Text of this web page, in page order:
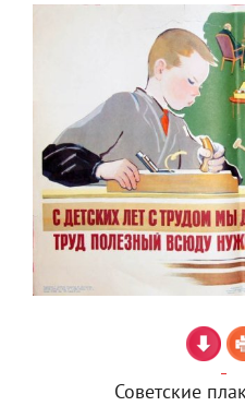
Советские